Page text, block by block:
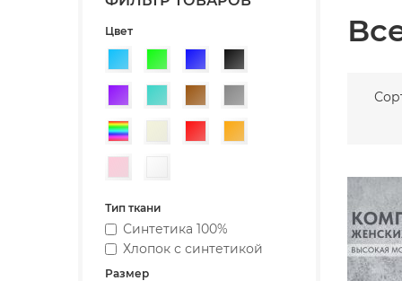
Цвет
ГолубойЗеленыйСиний
ФиолетовыйБирюзовыйКоричневый
Разноцветный
БежевыйКрасный
Тип ткани
Синтетика 100%
Хлопок с синтетикой
Размер